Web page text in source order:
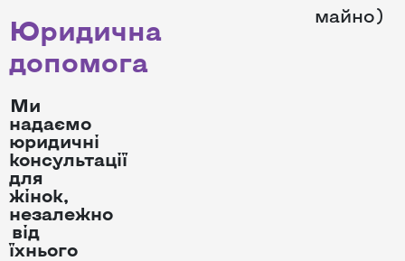
Юридична
допомога
Ми
надаємо
юридичні
консультації
для
жінок,
незалежно
від
їхнього
майно)